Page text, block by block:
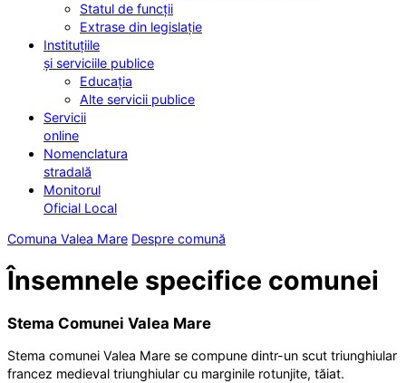
Statul de funcții
Extrase din legislație
Instituțiile
și serviciile publice
Educația
Alte servicii publice
Servicii
online
Nomenclatura
stradală
Monitorul
Oficial Local
Comuna Valea Mare Despre comună
Însemnele specifice comunei
Stema Comunei Valea Mare
Stema comunei Valea Mare se compune dintr-un scut triunghiular
francez medieval triunghiular cu marginile rotunjite, tăiat.